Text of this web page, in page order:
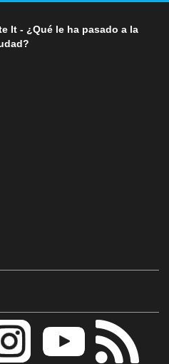
It - ¿Qué le ha pasado a la